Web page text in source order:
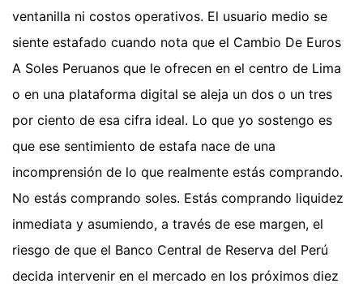
ventanilla ni costos operativos. El usuario medio se
siente estafado cuando nota que el Cambio De Euros
A Soles Peruanos que le ofrecen en el centro de Lima
o en una plataforma digital se aleja un dos o un tres
por ciento de esa cifra ideal. Lo que yo sostengo es
que ese sentimiento de estafa nace de una
incomprensión de lo que realmente estás comprando.
No estás comprando soles. Estás comprando liquidez
inmediata y asumiendo, a través de ese margen, el
riesgo de que el Banco Central de Reserva del Perú
decida intervenir en el mercado en los próximos diez